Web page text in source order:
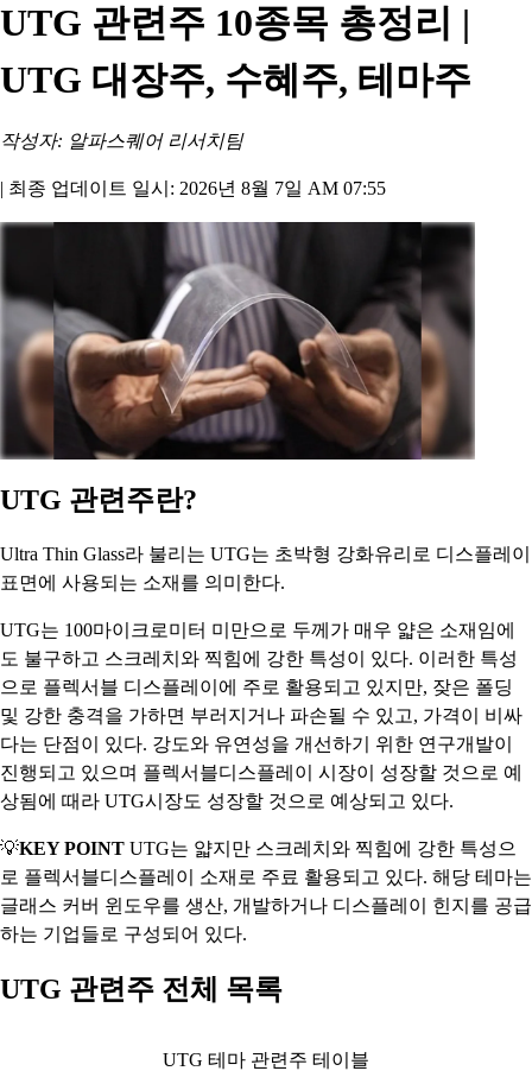
UTG 관련주 10종목 총정리 |
UTG 대장주, 수혜주, 테마주
작성자: 알파스퀘어 리서치팀
| 최종 업데이트 일시: 2026년 8월 7일 AM 07:55
UTG 관련주란?
Ultra Thin Glass라 불리는 UTG는 초박형 강화유리로 디스플레이
표면에 사용되는 소재를 의미한다.
UTG는 100마이크로미터 미만으로 두께가 매우 얇은 소재임에
도 불구하고 스크레치와 찍힘에 강한 특성이 있다. 이러한 특성
으로 플렉서블 디스플레이에 주로 활용되고 있지만, 잦은 폴딩
및 강한 충격을 가하면 부러지거나 파손될 수 있고, 가격이 비싸
다는 단점이 있다. 강도와 유연성을 개선하기 위한 연구개발이
진행되고 있으며 플렉서블디스플레이 시장이 성장할 것으로 예
상됨에 때라 UTG시장도 성장할 것으로 예상되고 있다.
💡KEY POINT UTG는 얇지만 스크레치와 찍힘에 강한 특성으
로 플렉서블디스플레이 소재로 주료 활용되고 있다. 해당 테마는
글래스 커버 윈도우를 생산, 개발하거나 디스플레이 힌지를 공급
하는 기업들로 구성되어 있다.
UTG 관련주 전체 목록
UTG 테마 관련주 테이블